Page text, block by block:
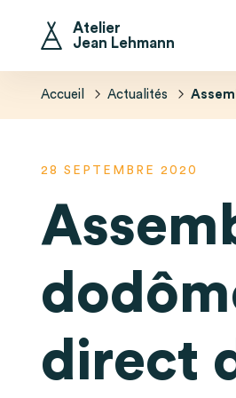
Atelier
Jean Lehmann
Accueil Actualités
28 SEPTEMBRE 2020
direct